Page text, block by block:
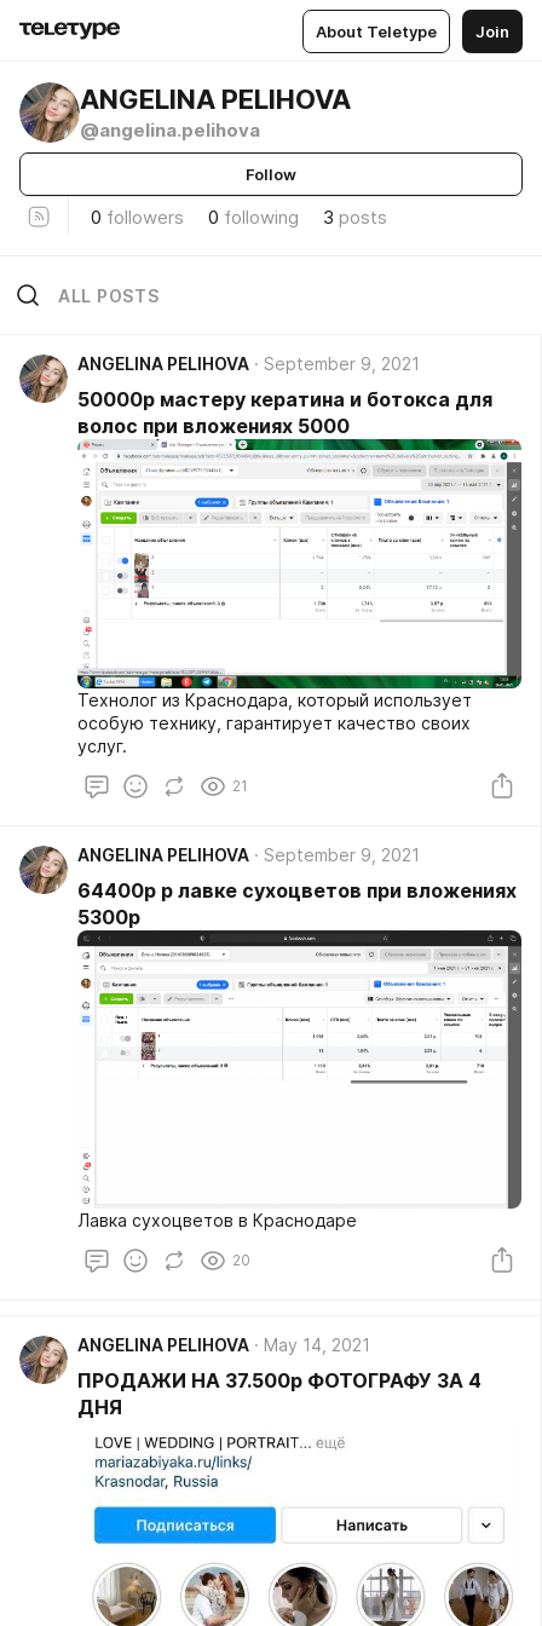
About Teletype Join
ANGELINA PELIHOVA
@angelina.pelihova
Follow
0 followers 0 following 3 posts
ALL POSTS
ANGELINA PELIHOVA September 9, 2021
50000р мастеру кератина и ботокса для
волос при вложениях 5000
Технолог из Краснодара, который использует
особую технику, гарантирует качество своих
услуг.
21
ANGELINA PELIHOVA September 9, 2021
64400р р лавке сухоцветов при вложениях
5300р
Лавка сухоцветов в Краснодаре
20
ANGELINA PELIHOVA May 14, 2021
ПРОДАЖИ НА 37.500р ФОТОГРАФУ ЗА 4
ДНЯ